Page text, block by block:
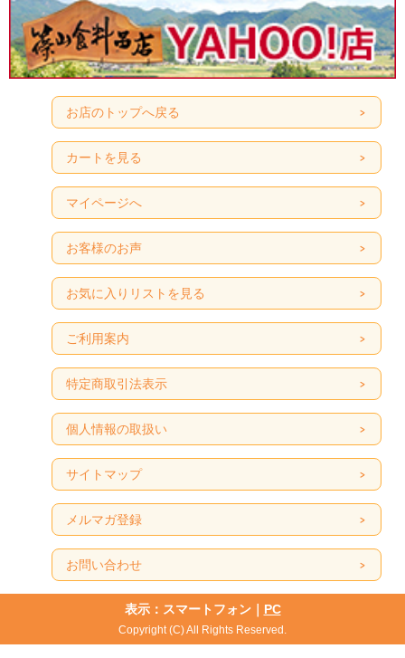
お店のトップへ戻る
カートを見る
マイページへ
お客様のお声
お気に入りリストを見る
ご利用案内
特定商取引法表示
個人情報の取扱い
サイトマップ
メルマガ登録
お問い合わせ
表示：スマートフォン｜ PC
Copyright (C) All Rights Reserved.